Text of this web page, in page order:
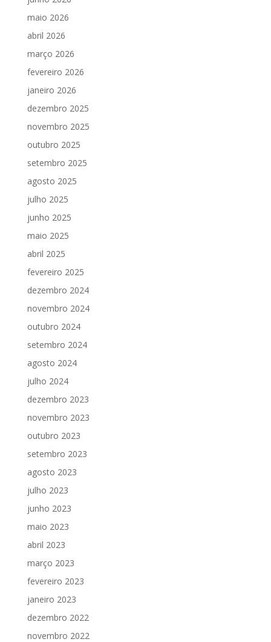
maio 2026
abril 2026
março 2026
fevereiro 2026
janeiro 2026
dezembro 2025
novembro 2025
outubro 2025
setembro 2025
agosto 2025
julho 2025
junho 2025
maio 2025
abril 2025
fevereiro 2025
dezembro 2024
novembro 2024
outubro 2024
setembro 2024
agosto 2024
julho 2024
dezembro 2023
novembro 2023
outubro 2023
setembro 2023
agosto 2023
julho 2023
junho 2023
maio 2023
abril 2023
março 2023
fevereiro 2023
janeiro 2023
dezembro 2022
novembro 2022